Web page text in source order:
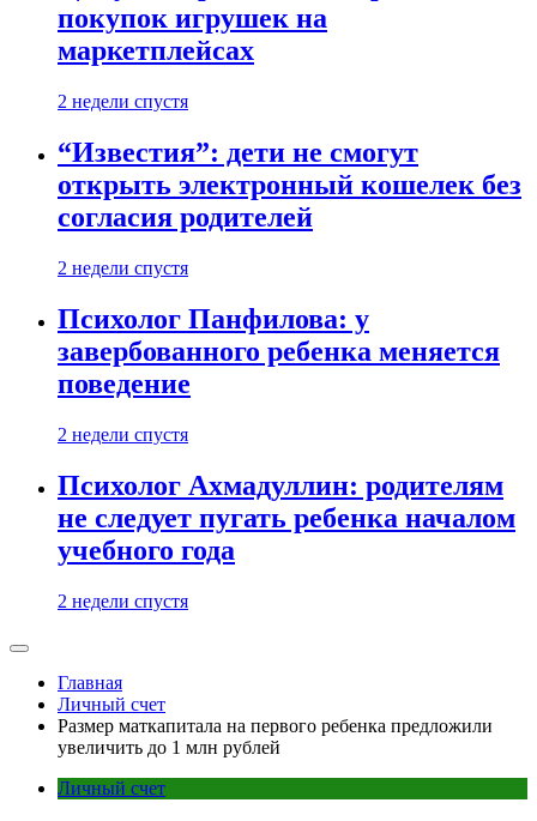
покупок игрушек на
маркетплейсах
2 недели спустя
“Известия”: дети не смогут
открыть электронный кошелек без
согласия родителей
2 недели спустя
Психолог Панфилова: у
завербованного ребенка меняется
поведение
2 недели спустя
Психолог Ахмадуллин: родителям
не следует пугать ребенка началом
учебного года
2 недели спустя
Главная
Личный счет
Размер маткапитала на первого ребенка предложили
увеличить до 1 млн рублей
Личный счет